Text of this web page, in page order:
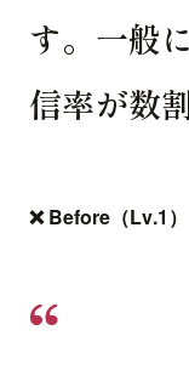
す。一般
信率が数
❌ Before（Lv.1）